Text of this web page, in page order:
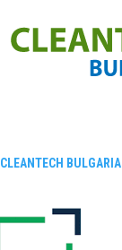
CLEANTECH BULGARIA